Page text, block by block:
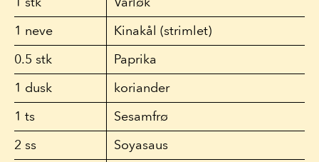
1 neve
Kinakål (strimlet)
0.5 stk
Paprika
1 dusk
koriander
1 ts
Sesamfrø
2 ss
Soyasaus